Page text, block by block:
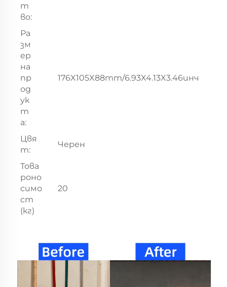
т
во:
Ра
зм
ер
на
пр
од
ук
т
а:
176X105X88mm/6.93X4.13X3.46инч
Цвя
т:
Черен
Това
роно
симо
ст
(кг)
20